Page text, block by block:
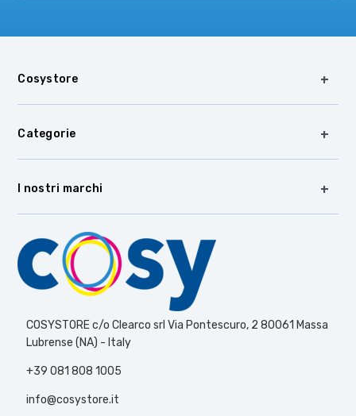
Cosystore
Categorie
I nostri marchi
COSYSTORE c/o Clearco srl Via Pontescuro, 2 80061 Massa
Lubrense (NA) - Italy
+39 081 808 1005
info@cosystore.it